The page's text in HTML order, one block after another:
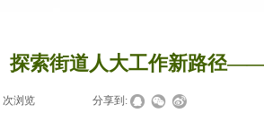
探索街道人大工作新路径
次浏览 分享到: